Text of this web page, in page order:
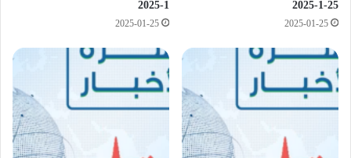
25-1-2025
2025-01-25
1-2025
2025-01-25